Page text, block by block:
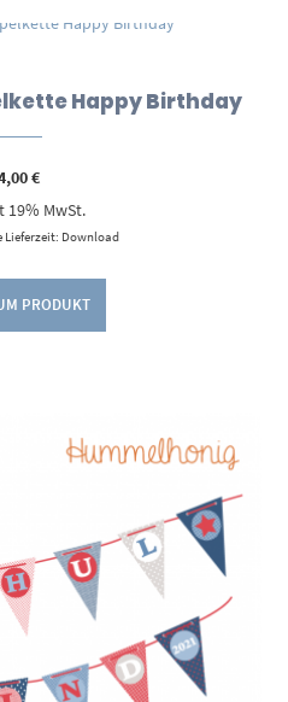
Happy Birthday
€
19% MwSt.
Lieferzeit: Download
PRODUKT